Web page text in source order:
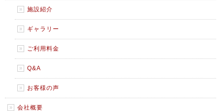
施設紹介
ギャラリー
ご利用料金
Q&A
お客様の声
会社概要